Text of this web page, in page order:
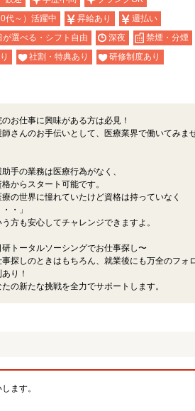
代～）活躍中 昇給あり
週払い
が選べる・シフト自由 深夜
禁煙・分煙
社割・特典あり
研修制度あり
のお仕事に興味がある方は必見！
師さんのお手伝いとして、医療業界で働いてみま
手の業務は医療行為がなく、
からスタート可能です。
療の世界に憧れていたけど資格は持っていなく
・」
う方も安心してチャレンジできますよ。
研トータルソーシングでお仕事探し〜
事探しのときはもちろん、就業後にも万全のフォ
り！
の新たな挑戦を全力でサポートします。
ます。